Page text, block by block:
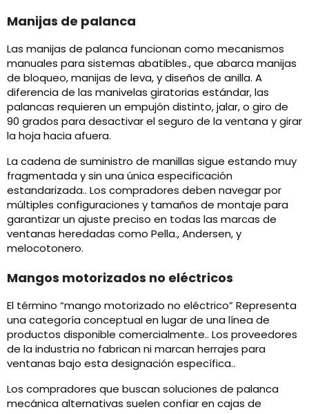
Manijas de palanca
Las manijas de palanca funcionan como mecanismos
manuales para sistemas abatibles., que abarca manijas
de bloqueo, manijas de leva, y diseños de anilla. A
diferencia de las manivelas giratorias estándar, las
palancas requieren un empujón distinto, jalar, o giro de
90 grados para desactivar el seguro de la ventana y girar
la hoja hacia afuera.
La cadena de suministro de manillas sigue estando muy
fragmentada y sin una única especificación
estandarizada.. Los compradores deben navegar por
múltiples configuraciones y tamaños de montaje para
garantizar un ajuste preciso en todas las marcas de
ventanas heredadas como Pella., Andersen, y
melocotonero.
Mangos motorizados no eléctricos
El término “mango motorizado no eléctrico” Representa
una categoría conceptual en lugar de una línea de
productos disponible comercialmente.. Los proveedores
de la industria no fabrican ni marcan herrajes para
ventanas bajo esta designación específica..
Los compradores que buscan soluciones de palanca
mecánica alternativas suelen confiar en cajas de